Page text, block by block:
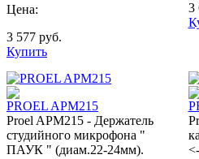
Цена:
3 577 руб.
Купить
3
PROEL APM215
Proel APM215 - Держатель
студийного микрофона "
ПАУК " (диам.22-24мм).